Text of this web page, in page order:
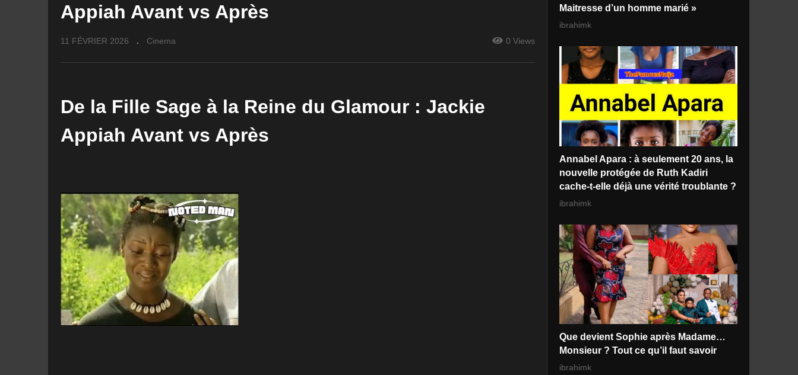
Appiah Avant vs Après
11 FÉVRIER 2026 Cinema 0 Views
De la Fille Sage à la Reine du Glamour : Jackie
Appiah Avant vs Après
Maitresse d’un homme marié »
ibrahimk
Annabel Apara : à seulement 20 ans, la
nouvelle protégée de Ruth Kadiri
cache-t-elle déjà une vérité troublante ?
ibrahimk
Que devient Sophie après Madame…
Monsieur ? Tout ce qu’il faut savoir
ibrahimk